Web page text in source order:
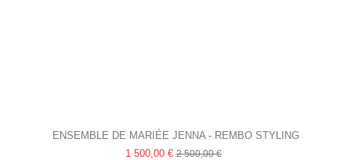
ENSEMBLE DE MARIÉE JENNA - REMBO STYLING
1 500,00 € 2 500,00 €